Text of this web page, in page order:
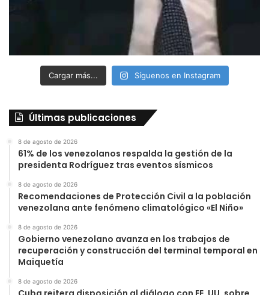
Cargar más... Síguenos en Instagram
Últimas publicaciones
8 de agosto de 2026
61% de los venezolanos respalda la gestión de la
presidenta Rodríguez tras eventos sísmicos
8 de agosto de 2026
Recomendaciones de Protección Civil a la población
venezolana ante fenómeno climatológico «El Niño»
8 de agosto de 2026
Gobierno venezolano avanza en los trabajos de
recuperación y construcción del terminal temporal en
Maiquetía
8 de agosto de 2026